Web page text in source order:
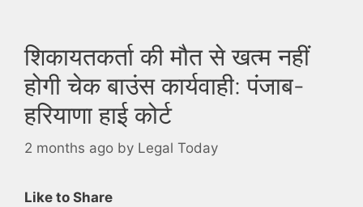
शिकायतकर्ता की मौत से खत्म नहीं
होगी चेक बाउंस कार्यवाही: पंजाब-
हरियाणा हाई कोर्ट
2 months ago by Legal Today
Like to Share